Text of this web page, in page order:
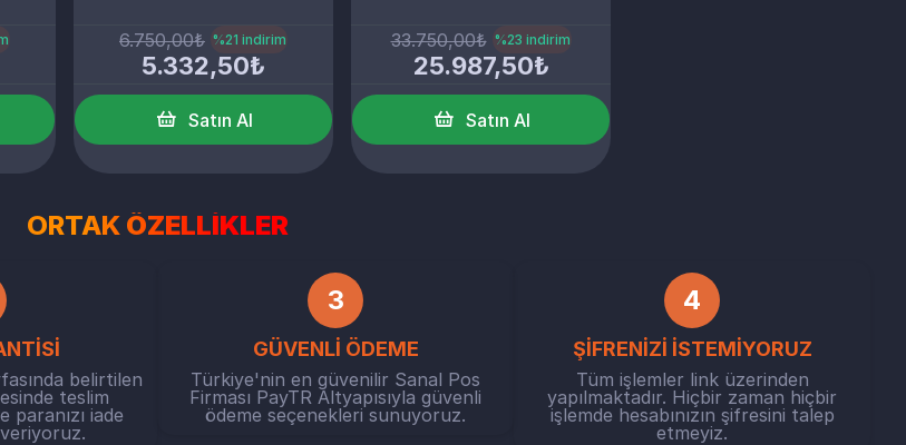
6.750,00₺ %21 indirim
5.332,50₺
Satın Al
33.750,00₺ %23 indirim
25.987,50₺
Satın Al
ORTAK ÖZELLİKLER
belirtilen
teslim
paranızı iade
3
GÜVENLİ ÖDEME
Türkiye'nin en güvenilir Sanal Pos
Firması PayTR Altyapısıyla güvenli
ödeme seçenekleri sunuyoruz.
4
ŞİFRENİZİ İSTEMİYORUZ
Tüm işlemler link üzerinden
yapılmaktadır. Hiçbir zaman hiçbir
işlemde hesabınızın şifresini talep
etmeyiz.